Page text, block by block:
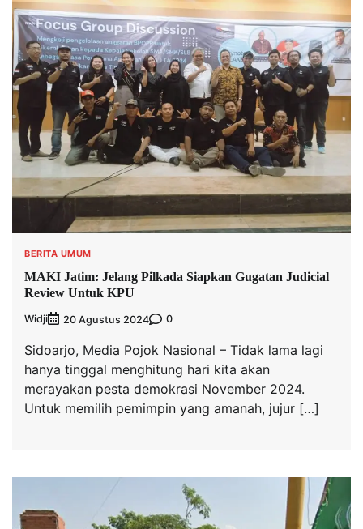
BERITA UMUM
MAKI Jatim: Jelang Pilkada Siapkan Gugatan Judicial
Review Untuk KPU
Widji 20 Agustus 2024 0
Sidoarjo, Media Pojok Nasional – Tidak lama lagi
hanya tinggal menghitung hari kita akan
merayakan pesta demokrasi November 2024.
Untuk memilih pemimpin yang amanah, jujur […]